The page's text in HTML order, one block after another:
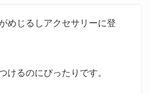
めじるしアクセサリーに登
けるのにぴったりです。